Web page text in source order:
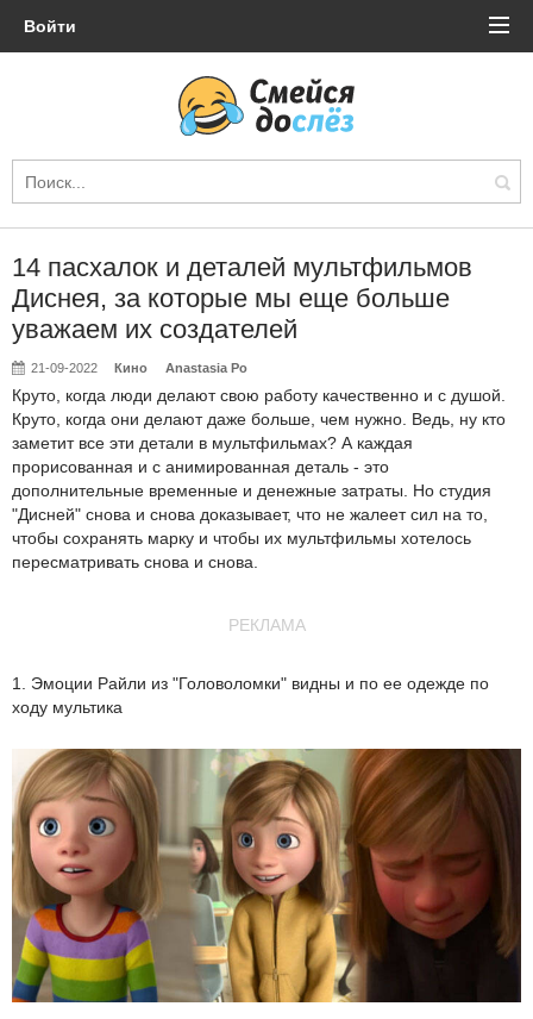
Войти
14 пасхалок и деталей мультфильмов
Диснея, за которые мы еще больше
уважаем их создателей
21-09-2022 Кино Anastasia Po
Круто, когда люди делают свою работу качественно и с душой.
Круто, когда они делают даже больше, чем нужно. Ведь, ну кто
заметит все эти детали в мультфильмах? А каждая
прорисованная и с анимированная деталь - это
дополнительные временные и денежные затраты. Но студия
"Дисней" снова и снова доказывает, что не жалеет сил на то,
чтобы сохранять марку и чтобы их мультфильмы хотелось
пересматривать снова и снова.
РЕКЛАМА
1. Эмоции Райли из "Головоломки" видны и по ее одежде по
ходу мультика